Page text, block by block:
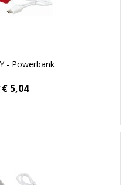
- Powerbank
€ 5,04